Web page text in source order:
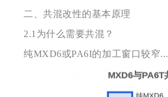
二、共混改性的基本原理
2.1 为什么需要共混？
纯MXD6或PA6I的加工窗口较窄...